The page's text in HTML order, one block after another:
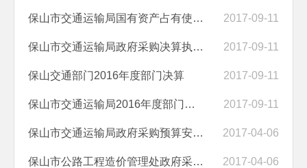
保山市交通运输局国有资产占有使用情况说明 2017-09-11
保山市交通运输局政府采购决算执行情况说明 2017-09-11
保山交通部门2016年度部门决算 2017-09-11
保山市交通运输局2016年度部门决算 2017-09-11
保山市交通运输局政府采购预算安排情况说明 2017-04-06
保山市公路工程造价管理处政府采购预算安排情况说明 2017-04-06